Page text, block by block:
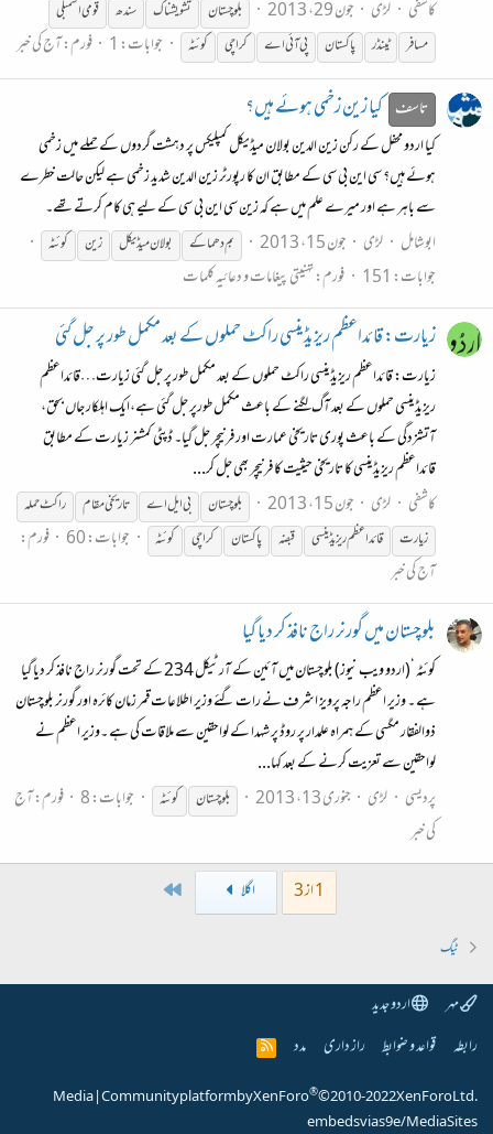
کاشفی
لڑی جون 29، 2013 بلوچستان تشویشناک سندھ
قومی اسمبلی
مسافر
ٹینڈر پاکستان پی آئی اے کراچی کوئٹہ جوابات: 1 فورم:آج کی خبر
تاسف کیا زین زخمی ہوئے ہیں؟
کیا اردو محفل کے رکن زین الدین بولان میڈیکل کمپلیکس پر دہشت گردوں کے حملے میں زخمی
ہوئے ہیں؟ سی این بی سی کے مطابق ان کا رپورٹر زین الدین شدید زخمی ہے لیکن حالت خطرے
سے باہر ہے اور میرے علم میں ہے کہ زین سی این بی سی کے لیے ہی کام کرتے تھے۔
ابوشامل
لڑی جون 15، 2013 بم دھماکے بولان میڈیکل زین کوئٹہ
جوابات: 151 فورم:تہنیتی پیغامات و دعائیہ کلمات
زیارت: قائداعظم ریزیڈینسی راکٹ حملوں کے بعد مکمل طور پر جل گئی
زیارت: قائداعظم ریزیڈینسی راکٹ حملوں کے بعد مکمل طور پر جل گئی زیارت…قائداعظم
ریزیڈینسی حملوں کے بعد آگ لگنے کے باعث مکمل طورپر جل گئی ہے،ایک اہلکار جاں بحق،
آتشزدگی کے باعث پوری تاریخی عمارت اور فرنیچر جل گیا۔ ڈپٹی کمشنر زیارت کے مطابق
قائداعظم ریزیڈینسی کا تاریخی حیثیت کا فرنیچر بھی جل کر...
کاشفی
لڑی جون 15، 2013 بلوچستان بی ایل اے تاریخی مقام
راکٹ حملہ
زیارت
قائداعظم ریزیڈینسی قبضہ پاکستان کراچی کوئٹہ جوابات: 60
فورم:
آج کی خبر
بلوچستان میں گورنر راج نافذ کر دیا گیا
کوئٹہ ‘(اردو ویب نیوز) بلوچستان میں آئین کے آرٹیکل 234 کے تحت گورنر راج نافذ کر دیا گیا
ہے ۔ وزیر اعظم راجہ پرویز اشرف نے رات گئے وزیر اطلاعات قمر زمان کائرہ اور گورنر بلوچستان
ذوالفقار مگسی کے ہمراہ علمدار پر روڈ پر شہدا کے لواحقین سے ملاقات کی ہے ۔وزیر اعظم نے
لواحقین سے تعزیت کرنے کے بعد کہا...
پردیسی
لڑی جنوری 13، 2013 بلوچستان کوئٹہ جوابات: 8 فورم:آج
کی خبر
1 از 3
اگلا
ٹیگ
مہر
اردو جدید
رابطہ قواعد و ضوابط راز داری مدد
R
S
Community platform by XenForo®© 2010-2022 XenForo Ltd.
|
Media
embeds via s9e/MediaSites